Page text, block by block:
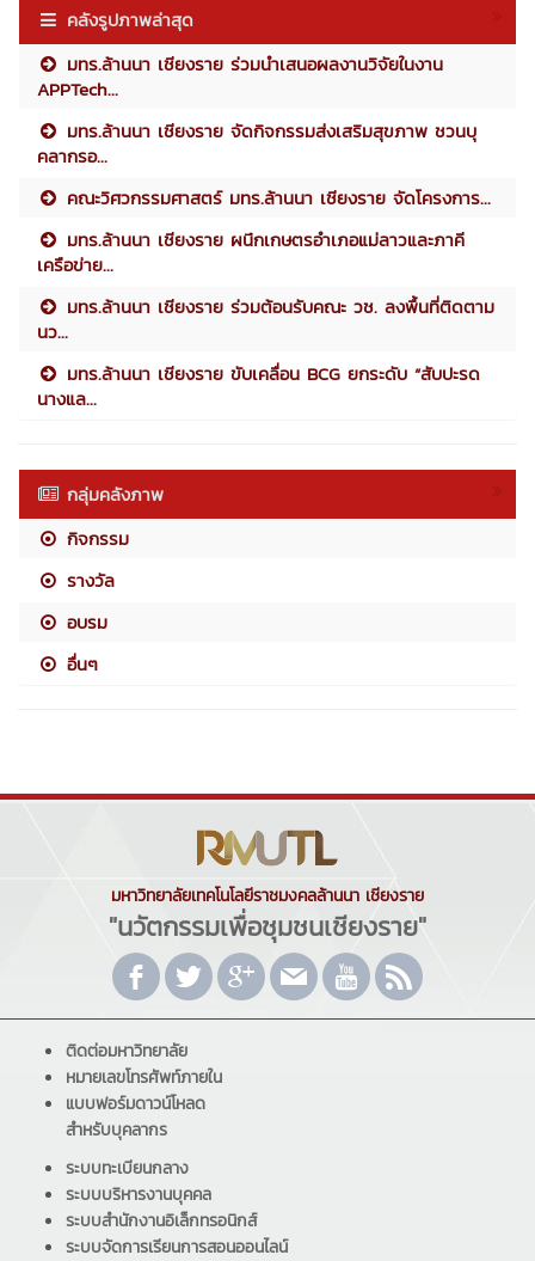
คลังรูปภาพล่าสุด
มทร.ล้านนา เชียงราย ร่วมนำเสนอผลงานวิจัยในงาน
APPTech...
มทร.ล้านนา เชียงราย จัดกิจกรรมส่งเสริมสุขภาพ ชวนบุ
คลากรอ...
คณะวิศวกรรมศาสตร์ มทร.ล้านนา เชียงราย จัดโครงการ...
มทร.ล้านนา เชียงราย ผนึกเกษตรอำเภอแม่ลาวและภาคี
เครือข่าย...
มทร.ล้านนา เชียงราย ร่วมต้อนรับคณะ วช. ลงพื้นที่ติดตาม
นว...
มทร.ล้านนา เชียงราย ขับเคลื่อน BCG ยกระดับ “สับปะรด
นางแล...
กลุ่มคลังภาพ
กิจกรรม
รางวัล
อบรม
อื่นๆ
มหาวิทยาลัยเทคโนโลยีราชมงคลล้านนา เชียงราย
"นวัตกรรมเพื่อชุมชนเชียงราย"
ติดต่อมหาวิทยาลัย
หมายเลขโทรศัพท์ภายใน
แบบฟอร์มดาวน์โหลด
สำหรับบุคลากร
ระบบทะเบียนกลาง
ระบบบริหารงานบุคคล
ระบบสำนักงานอิเล็กทรอนิกส์
ระบบจัดการเรียนการสอนออนไลน์